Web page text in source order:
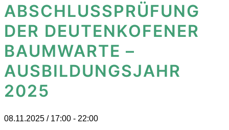
ABSCHLUSSPRÜFUNG
DER DEUTENKOFENER
BAUMWARTE –
AUSBILDUNGSJAHR
2025
08.11.2025 / 17:00 - 22:00